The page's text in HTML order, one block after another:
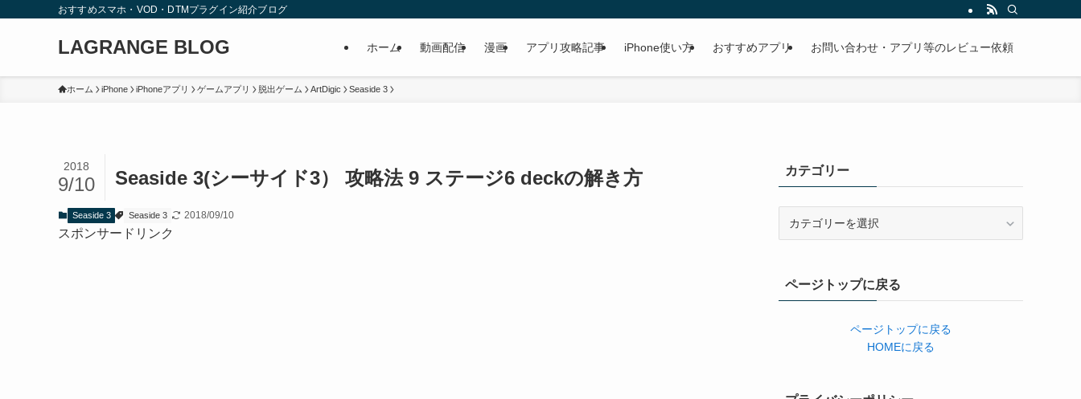
おすすめスマホ・VOD・DTMプラグイン紹介ブログ
LAGRANGE BLOG ホーム 動画配信 漫画 アプリ攻略記事 iPhone使い方 おすすめアプリ お問い合わせ・アプリ等のレビュー依頼
ホーム iPhone iPhoneアプリ ゲームアプリ 脱出ゲーム ArtDigic Seaside 3
Seaside 3(シーサイド3） 攻略法 9 ステージ6 deckの解き方
2018
9/10
Seaside 3 Seaside 3 2018/09/10
スポンサードリンク
カテゴリー
ーページトップに戻る
ページトップに戻る
HOMEに戻る